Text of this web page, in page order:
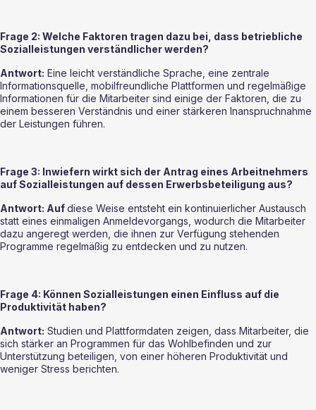
Frage 2: Welche Faktoren tragen dazu bei, dass betriebliche
Sozialleistungen verständlicher werden?
Antwort: Eine leicht verständliche Sprache, eine zentrale
Informationsquelle, mobilfreundliche Plattformen und regelmäßige
Informationen für die Mitarbeiter sind einige der Faktoren, die zu
einem besseren Verständnis und einer stärkeren Inanspruchnahme
der Leistungen führen.
Frage 3: Inwiefern wirkt sich der Antrag eines Arbeitnehmers
auf Sozialleistungen auf dessen Erwerbsbeteiligung aus?
Antwort: Auf diese Weise entsteht ein kontinuierlicher Austausch
statt eines einmaligen Anmeldevorgangs, wodurch die Mitarbeiter
dazu angeregt werden, die ihnen zur Verfügung stehenden
Programme regelmäßig zu entdecken und zu nutzen.
Frage 4: Können Sozialleistungen einen Einfluss auf die
Produktivität haben?
Antwort: Studien und Plattformdaten zeigen, dass Mitarbeiter, die
sich stärker an Programmen für das Wohlbefinden und zur
Unterstützung beteiligen, von einer höheren Produktivität und
weniger Stress berichten.